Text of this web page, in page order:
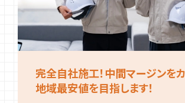
完全自社施工！中間マージンを
地域最安値を目指します！